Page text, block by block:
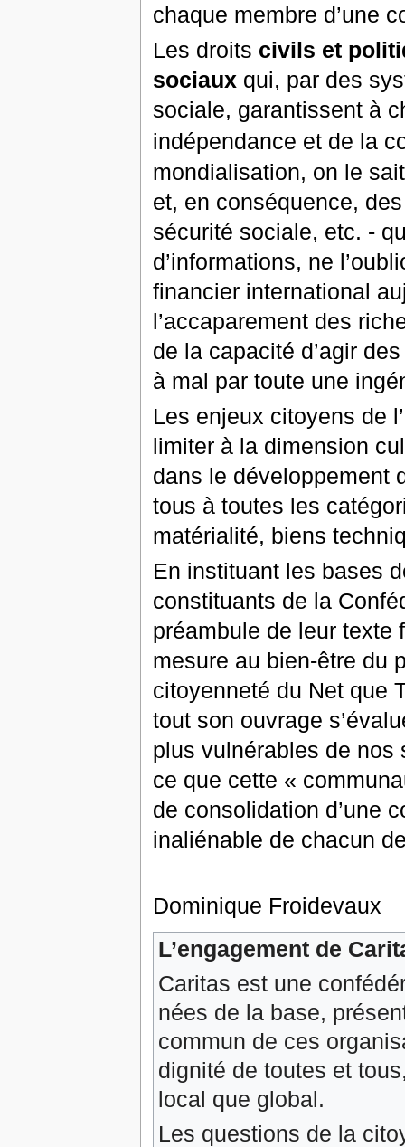
chaque membre d’une
Les droits civils et
sociaux qui, par des
sociale, garantissent à
indépendance et de la
mondialisation, on le
et, en conséquence,
sécurité sociale, etc. -
d’informations, ne
financier international
l’accaparement des
de la capacité d’agir
à mal par toute une
Les enjeux citoyens de
limiter à la dimension
dans le développement
tous à toutes les
matérialité, biens
En instituant les bases
constituants de la
préambule de leur texte
mesure au bien-être du
citoyenneté du Net que
tout son ouvrage
plus vulnérables de nos
ce que cette «
de consolidation d’une
inaliénable de chacun
Dominique Froidevaux
L’engagement de
Caritas est une
nées de la base,
commun de ces
dignité de toutes et
local que global.
Les questions de la